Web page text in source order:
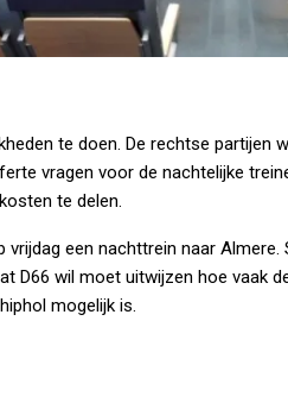
te doen. De rechtse partijen
vragen voor de nachtelijke
te delen.
een nachttrein naar Almere.
D66 wil moet uitwijzen hoe vaak
mogelijk is.